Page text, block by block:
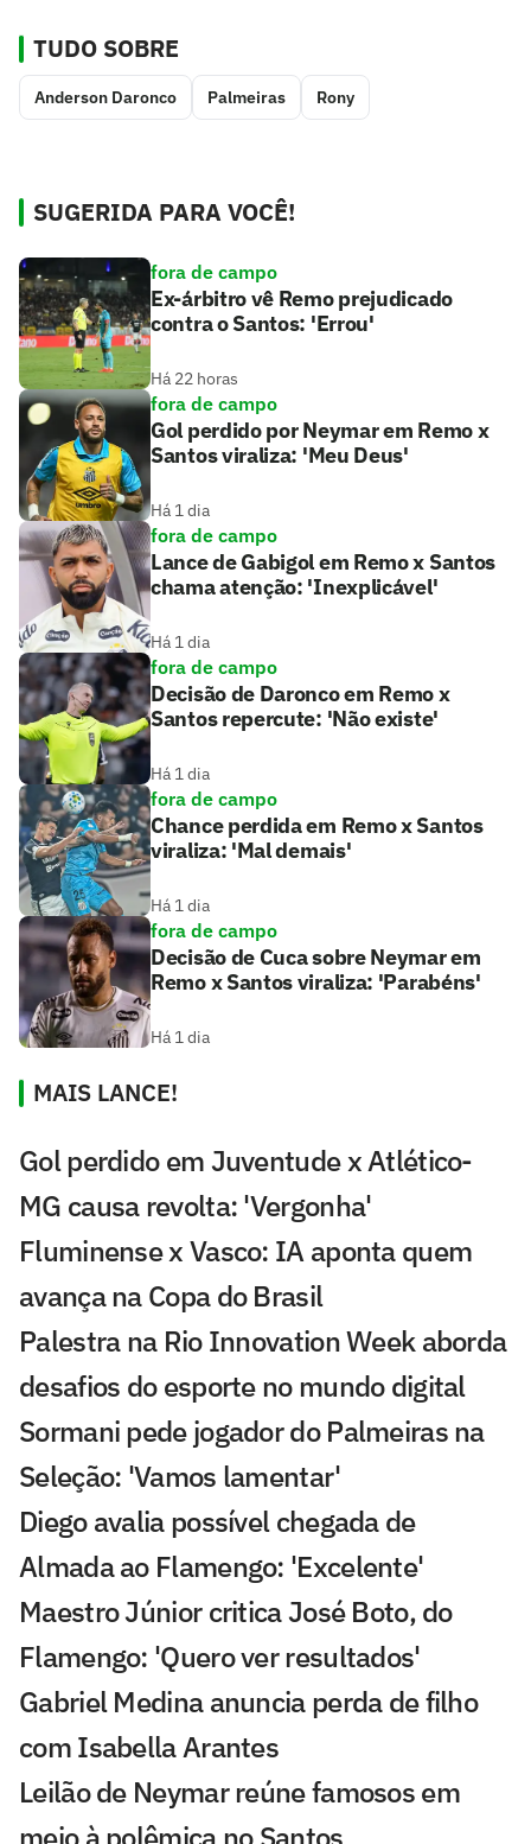
TUDO SOBRE
Anderson Daronco Palmeiras Rony
SUGERIDA PARA VOCÊ!
fora de campo
Ex-árbitro vê Remo prejudicado
contra o Santos: 'Errou'
Há 22 horas
fora de campo
Gol perdido por Neymar em Remo x
Santos viraliza: 'Meu Deus'
Há 1 dia
fora de campo
Lance de Gabigol em Remo x Santos
chama atenção: 'Inexplicável'
Há 1 dia
fora de campo
Decisão de Daronco em Remo x
Santos repercute: 'Não existe'
Há 1 dia
fora de campo
Chance perdida em Remo x Santos
viraliza: 'Mal demais'
Há 1 dia
fora de campo
Decisão de Cuca sobre Neymar em
Remo x Santos viraliza: 'Parabéns'
Há 1 dia
MAIS LANCE!
Gol perdido em Juventude x Atlético-
MG causa revolta: 'Vergonha'
Fluminense x Vasco: IA aponta quem
avança na Copa do Brasil
Palestra na Rio Innovation Week aborda
desafios do esporte no mundo digital
Sormani pede jogador do Palmeiras na
Seleção: 'Vamos lamentar'
Diego avalia possível chegada de
Almada ao Flamengo: 'Excelente'
Maestro Júnior critica José Boto, do
Flamengo: 'Quero ver resultados'
Gabriel Medina anuncia perda de filho
com Isabella Arantes
Leilão de Neymar reúne famosos em